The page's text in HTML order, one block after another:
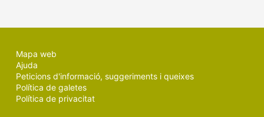
Mapa web
Ajuda
Peticions d'informació, suggeriments i queixes
Política de galetes
Política de privacitat